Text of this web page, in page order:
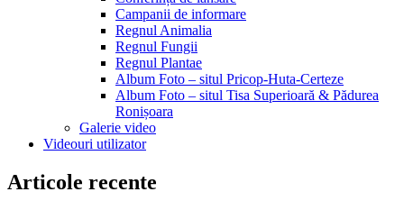
Campanii de informare
Regnul Animalia
Regnul Fungii
Regnul Plantae
Album Foto – situl Pricop-Huta-Certeze
Album Foto – situl Tisa Superioară & Pădurea
Ronișoara
Galerie video
Videouri utilizator
Articole recente